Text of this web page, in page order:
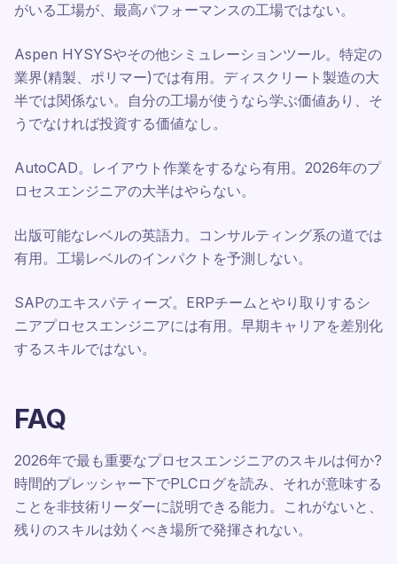
がいる工場が、最高パフォーマンスの工場ではない。
Aspen HYSYSやその他シミュレーションツール。特定の
業界(精製、ポリマー)では有用。ディスクリート製造の大
半では関係ない。自分の工場が使うなら学ぶ価値あり、そ
うでなければ投資する価値なし。
AutoCAD。レイアウト作業をするなら有用。2026年のプ
ロセスエンジニアの大半はやらない。
出版可能なレベルの英語力。コンサルティング系の道では
有用。工場レベルのインパクトを予測しない。
SAPのエキスパティーズ。ERPチームとやり取りするシ
ニアプロセスエンジニアには有用。早期キャリアを差別化
するスキルではない。
FAQ
2026年で最も重要なプロセスエンジニアのスキルは何か?
時間的プレッシャー下でPLCログを読み、それが意味する
ことを非技術リーダーに説明できる能力。これがないと、
残りのスキルは効くべき場所で発揮されない。